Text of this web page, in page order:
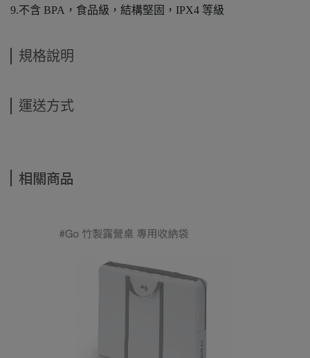
9.不含 BPA，食品級，結構堅固，IPX4 等級
規格說明
運送方式
相關商品